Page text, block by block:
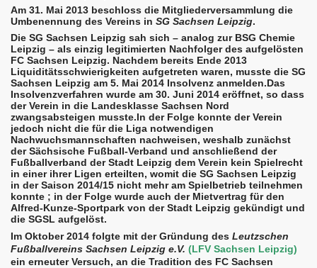
Am 31. Mai 2013 beschloss die Mitgliederversammlung die
Umbenennung des Vereins in SG Sachsen Leipzig.
Die SG Sachsen Leipzig sah sich – analog zur BSG Chemie
Leipzig – als einzig legitimierten Nachfolger des aufgelösten
FC Sachsen Leipzig. Nachdem bereits Ende 2013
Liquiditätsschwierigkeiten aufgetreten waren, musste die SG
Sachsen Leipzig am 5. Mai 2014 Insolvenz anmelden.Das
Insolvenzverfahren wurde am 30. Juni 2014 eröffnet, so dass
der Verein in die Landesklasse Sachsen Nord
zwangsabsteigen musste.In der Folge konnte der Verein
jedoch nicht die für die Liga notwendigen
Nachwuchsmannschaften nachweisen, weshalb zunächst
der Sächsische Fußball-Verband und anschließend der
Fußballverband der Stadt Leipzig dem Verein kein Spielrecht
in einer ihrer Ligen erteilten, womit die SG Sachsen Leipzig
in der Saison 2014/15 nicht mehr am Spielbetrieb teilnehmen
konnte ; in der Folge wurde auch der Mietvertrag für den
Alfred-Kunze-Sportpark von der Stadt Leipzig gekündigt und
die SGSL aufgelöst.
Im Oktober 2014 folgte mit der Gründung des Leutzschen
Fußballvereins Sachsen Leipzig e.V. (LFV Sachsen Leipzig)
ein erneuter Versuch, an die Tradition des FC Sachsen